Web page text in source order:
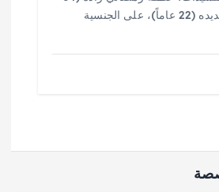
عاماً) وفاطمة پسنديده (22 عاماً)، على الجنسية